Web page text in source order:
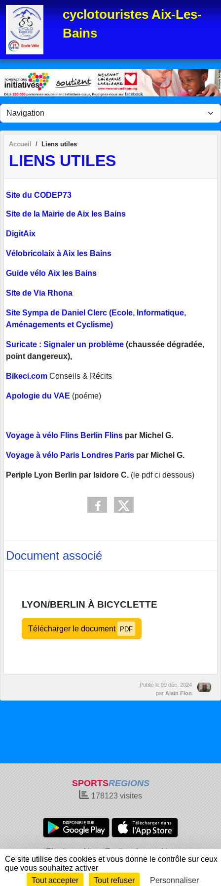
cyclotouristes Aix-Les-
Bains
Accueil Liens utiles
LIENS UTILES
Site du CODEP73
Site de la Mairie de Aix les Bains
DigitAix
Vélobricolaix à Aix les Bains
Guide vélo Aix les Bains
Site de Via Rhona
Site Sympa de Daniel Clerc (Ecole, Informatique,
Aménagements et Cyclisme)
Suricate : Signaler un problème (chaussée dégradée,
point dangereux),
Bikeci.com Conseils & Récits
Apologie du VAE (poéme)
Voyage à vélo Flins Berlin Flins par Michel G.
Voyage à vélo Paris Londres Paris par Michel G.
Periple Lyon Berlin par Isidore C. (le pdf ci dessous)
Document associé
LYON/BERLIN À BICYCLETTE
Télécharger le document PDF
Publié le 09 déc. 2024
par Alain Flon
SPORTSREGIONS
178123 visites
Charte cookies
Gestion des cookies
Informations légales
Signaler un contenu inapproprié
Envie de participer ? Connexion
Panneau de gestion des cookies
Ce site utilise des cookies et vous donne le contrôle sur ceux
que vous souhaitez activer
Tout accepter
Tout refuser Personnaliser